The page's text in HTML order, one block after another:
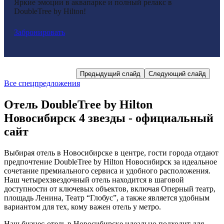
Яркие эмоции в аквапарке и полный релакс в
DoubleTree by Hilton!
Забронировать
Насладитесь атмосферой уюта и комфорта в отеле
«Hilton»!
Забронировать
Подарите себе выходные в отеле и испытайте теплоту,
гостеприимство и исключительный сервис!
Забронировать
Проведите незабываемые выходные в отеле «Hilton».
Все что нужно для идеального отдыха – уже включено в
Устройте незабываемый подарок своей второй
половинке!
Забронировать
Настоящее блаженство только для Вас двоих.
Идеальный подарок для вашего любимого человека
Забронировать
Проведите выходные с близкими в уютной атмосфере
отеля
Забронировать
День рождения - отличный повод позволить себе отдых
и провести праздничные дни в комфортной и
Ваш идеальный девичник в DoubleTree by Hilton!
Предыдущий слайд Следующий слайд
Все спецпредложения
Отель DoubleTree by Hilton
Новосибирск 4 звезды - официальный
сайт
Выбирая отель в Новосибирске в центре, гости города отдают
предпочтение DoubleTree by Hilton Новосибирск за идеальное
сочетание премиального сервиса и удобного расположения.
Наш четырехзвездочный отель находится в шаговой
доступности от ключевых объектов, включая Оперный театр,
площадь Ленина, Театр “Глобус”, а также является удобным
вариантом для тех, кому важен отель у метро.